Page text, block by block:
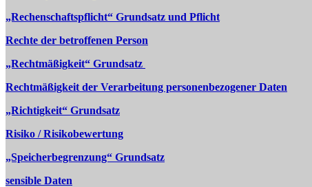
„Rechenschaftspflicht“ Grundsatz und Pflicht
Rechte der betroffenen Person
„Rechtmäßigkeit“ Grundsatz
Rechtmäßigkeit der Verarbeitung personenbezogener Daten
„Richtigkeit“ Grundsatz
Risiko / Risikobewertung
„Speicherbegrenzung“ Grundsatz
sensible Daten